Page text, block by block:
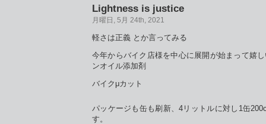
Lightness is justice
月曜日, 5月 24th, 2021
軽さは正義 とか言ってみる
今年からバイク店様を中心に展開が始まって嬉
ンオイル添加剤
バイクμカット
パッケージも缶も刷新、4リットルに対し1缶
す。